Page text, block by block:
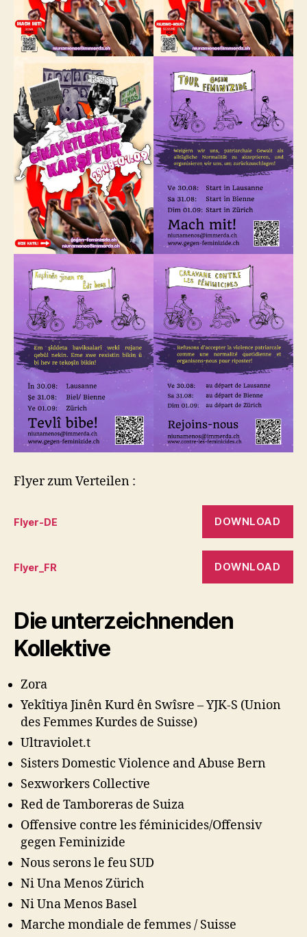
Flyer zum Verteilen :
Flyer-DE DOWNLOAD
Flyer_FR DOWNLOAD
Die unterzeichnenden
Kollektive
Zora
Yekîtiya Jinên Kurd ên Swîsre – YJK-S (Union
des Femmes Kurdes de Suisse)
Ultraviolet.t
Sisters Domestic Violence and Abuse Bern
Sexworkers Collective
Red de Tamboreras de Suiza
Offensive contre les féminicides/Offensiv
gegen Feminizide
Nous serons le feu SUD
Ni Una Menos Zürich
Ni Una Menos Basel
Marche mondiale de femmes / Suisse